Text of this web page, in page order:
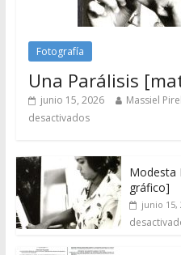
Fotografía
Una Parálisis
junio 15, 2026 Massiel
desactivados
Modesta
gráfico]
junio 15,